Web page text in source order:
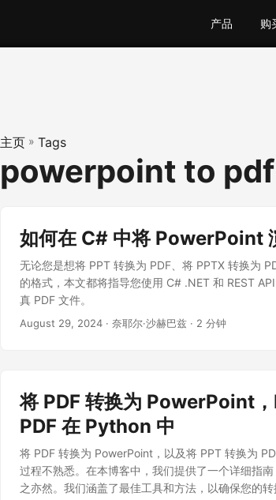
产品 购
主页 » Tags
powerpoint to pdf
如何在 C# 中将 PowerPoint
无论您是想将 PPT 转换为 PDF、将 PPTX 转换为
的格式，本文都将指导您使用 C# .NET 和 REST
真 PDF 文件。
August 29, 2024 · 奈耶尔·沙赫巴兹 · 2 分钟
将 PDF 转换为 PowerPoint
PDF 在 Python 中
将 PDF 转换为 PowerPoint，以及将 PPT 转换为
过程不熟悉。在本博客中，我们提供了一个详细指
之亦然。我们涵盖了最佳工具和方法，以确保您的